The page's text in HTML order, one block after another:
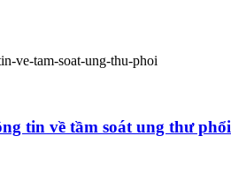
tin về tầm soát ung thư phổi